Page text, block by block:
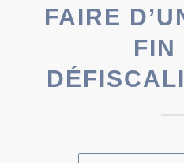
FAIRE
FIN